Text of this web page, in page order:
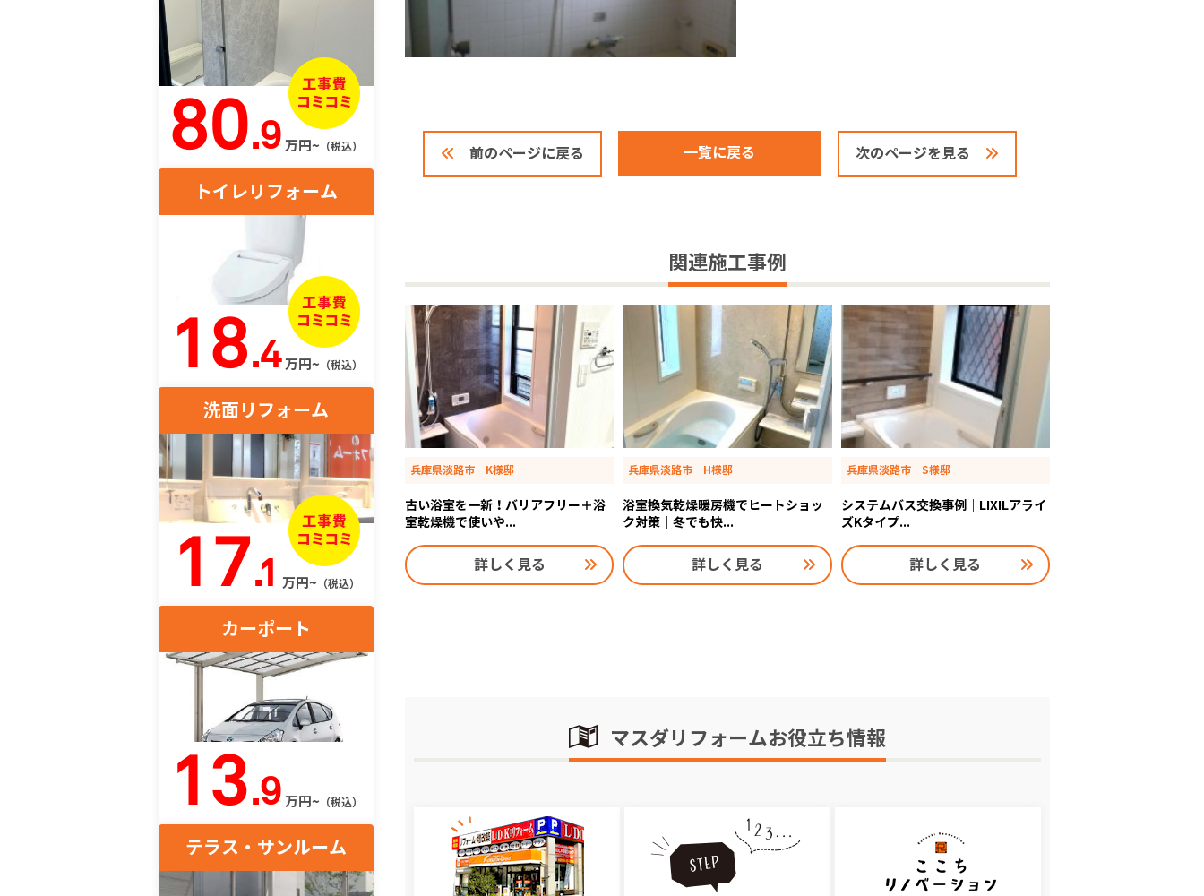
前のページに戻る 一覧に戻る 次のページを見る
関連施工事例
兵庫県淡路市 K様邸
古い浴室を一新！バリアフリー＋浴
室乾燥機で使いや...
詳しく見る
兵庫県淡路市 H様邸
浴室換気乾燥暖房機でヒートショッ
ク対策｜冬でも快...
詳しく見る
兵庫県淡路市 S様邸
システムバス交換事例｜LIXILアライ
ズKタイプ...
詳しく見る
マスダリフォームお役立ち情報
80.9 万円~ （税込）
トイレリフォーム
18.4万円~ （税込）
洗面リフォーム
17.1 万円~ （税込）
カーポート
13.9 万円~ （税込）
テラス・サンルーム